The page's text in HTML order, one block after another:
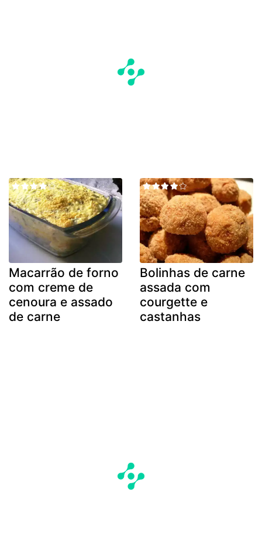
Macarrão de forno
com creme de
cenoura e assado
de carne
Bolinhas de carne
assada com
courgette e
castanhas